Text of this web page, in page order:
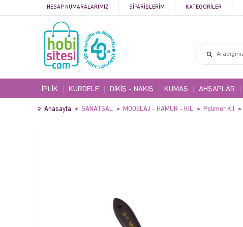
HESAP NUMARALARIMIZ SIPARIŞLERIM KATEGORILER
İPLİK KURDELE DİKİŞ - NAKIŞ KUMAŞ AHŞAPLAR
Anasayfa SANATSAL MODELAJ - HAMUR - KİL Polimer Kil